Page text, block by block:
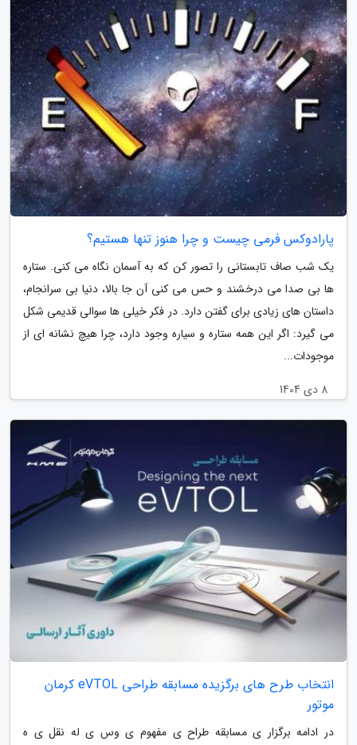
پارادوکس فرمی چیست و چرا هنوز تنها هستیم؟
یک شب صاف تابستانی را تصور کن که به آسمان نگاه می کنی. ستاره
ها بی صدا می درخشند و حس می کنی آن جا بالا، دنیا بی سرانجام،
داستان های زیادی برای گفتن دارد. در فکر خیلی ها سوالی قدیمی شکل
می گیرد: اگر این همه ستاره و سیاره وجود دارد، چرا هیچ نشانه ای از
موجودات...
8 دی 1404
انتخاب طرح های برگزیده مسابقه طراحی eVTOL کرمان
موتور
در ادامه برگزار ی مسابقه طراح ی مفهوم ی وس ی له نقل ی ه